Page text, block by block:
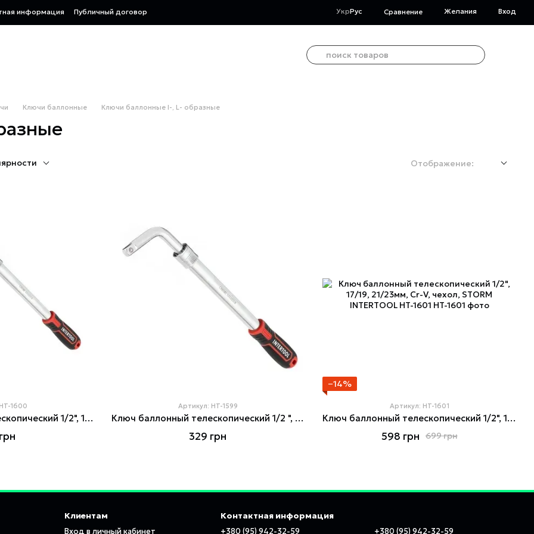
информация Публичный договор УкрРус Сравнение Желания Вход
Ключи баллонные Ключи баллонные I-, L- образные
Отображение:
1600
Ключ баллонный телескопический 1/2", 17/19 мм, Cr-V, STORM INTERTOOL HT-1600
Артикул: HT-1599
Ключ баллонный телескопический 1/2 ", Cr-V, STORM INTERTOOL HT-1599
329 грн
−14%
Артикул: HT-1601
Ключ баллонный телескопический 1/2", 17/19, 21/23мм, Cr-V, чехол, STORM INTERTOOL HT-1601
699 грн
598 грн
Клиентам
Вход в личный кабинет
Контактная информация
+380 (95) 942-32-59 +380 (95) 942-32-59